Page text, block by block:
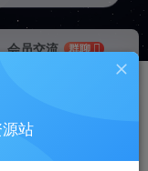
会员交流
群聊
24小时自动赚钱
站